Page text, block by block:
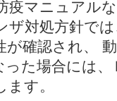
疫マニュアル
ザ対処方針で
が確認され、
った場合には
す。